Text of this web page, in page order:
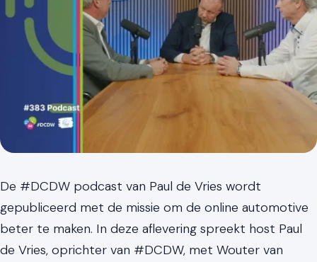
De #DCDW podcast van Paul de Vries wordt
gepubliceerd met de missie om de online automotive
beter te maken. In deze aflevering spreekt host Paul
de Vries, oprichter van #DCDW, met Wouter van